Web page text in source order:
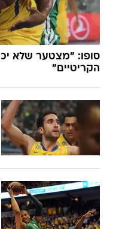
סופו: "מצטער שלא
הקריטיים"